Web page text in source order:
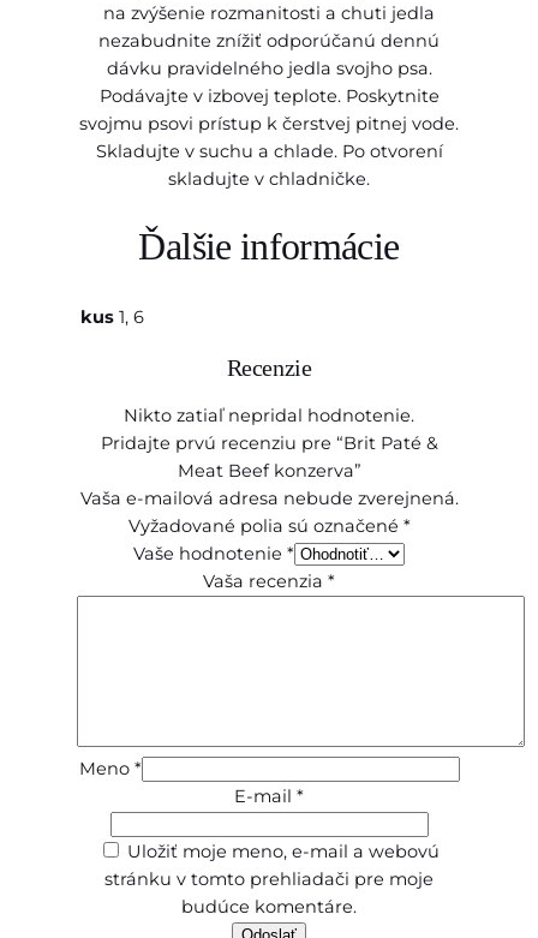
na zvýšenie rozmanitosti a chuti jedla
nezabudnite znížiť odporúčanú dennú
dávku pravidelného jedla svojho psa.
Podávajte v izbovej teplote. Poskytnite
svojmu psovi prístup k čerstvej pitnej vode.
Skladujte v suchu a chlade. Po otvorení
skladujte v chladničke.
Ďalšie informácie
kus 1, 6
Recenzie
Nikto zatiaľ nepridal hodnotenie.
Pridajte prvú recenziu pre “Brit Paté &
Meat Beef konzerva”
Vaša e-mailová adresa nebude zverejnená.
Vyžadované polia sú označené *
Vaše hodnotenie *
Vaša recenzia *
Meno *
E-mail *
Uložiť moje meno, e-mail a webovú
stránku v tomto prehliadači pre moje
budúce komentáre.